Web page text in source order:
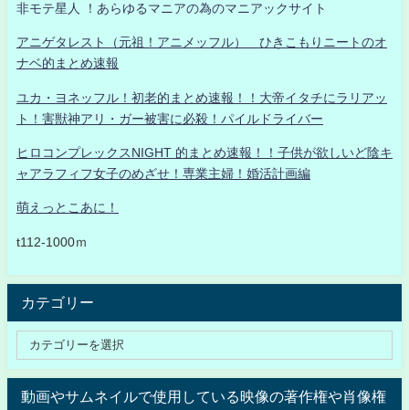
非モテ星人 ！あらゆるマニアの為のマニアックサイト
アニゲタレスト（元祖！アニメッフル） ひきこもりニートのオ
ナベ的まとめ速報
ユカ・ヨネッフル！初老的まとめ速報！！大帝イタチにラリアッ
ト！害獣神アリ・ガー被害に必殺！パイルドライバー
ヒロコンプレックスNIGHT 的まとめ速報！！子供が欲しいど陰キ
ャアラフィフ女子のめざせ！専業主婦！婚活計画編
萌えっとこあに！
t112-1000ｍ
カテゴリー
動画やサムネイルで使用している映像の著作権や肖像権